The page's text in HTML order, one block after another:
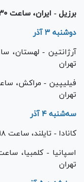
برزیل - ایران، ساعت ۱۹:۳۰ به وقت محلی و ۱۵:۰۰ به وقت تهران
دوشنبه ۳ آذر
تهران
تهران
سه‌شنبه ۴ آذر
کانادا - تایلند، ساعت ۱۸ به وقت محلی و ۱۳۰ به وقت تهران
تهران